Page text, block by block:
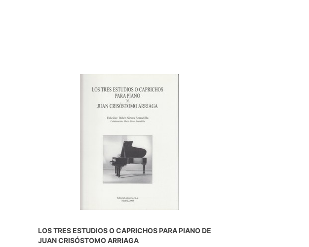
LOS TRES ESTUDIOS O CAPRICHOS PARA PIANO DE
JUAN CRISÓSTOMO ARRIAGA